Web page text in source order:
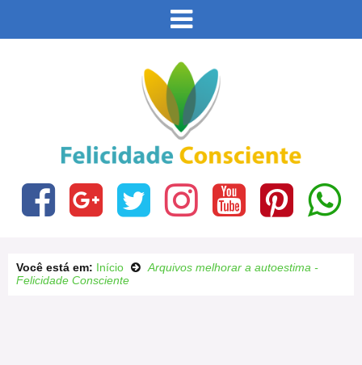
Você está em: Início
Arquivos melhorar a autoestima -
Felicidade Consciente
Este site usa cookies e outras tecnologias similares
para lembrar e entender como você usa nosso site,
analisar seu uso de nossos produtos e serviços,
conteúdo de terceiros. Leia mais em